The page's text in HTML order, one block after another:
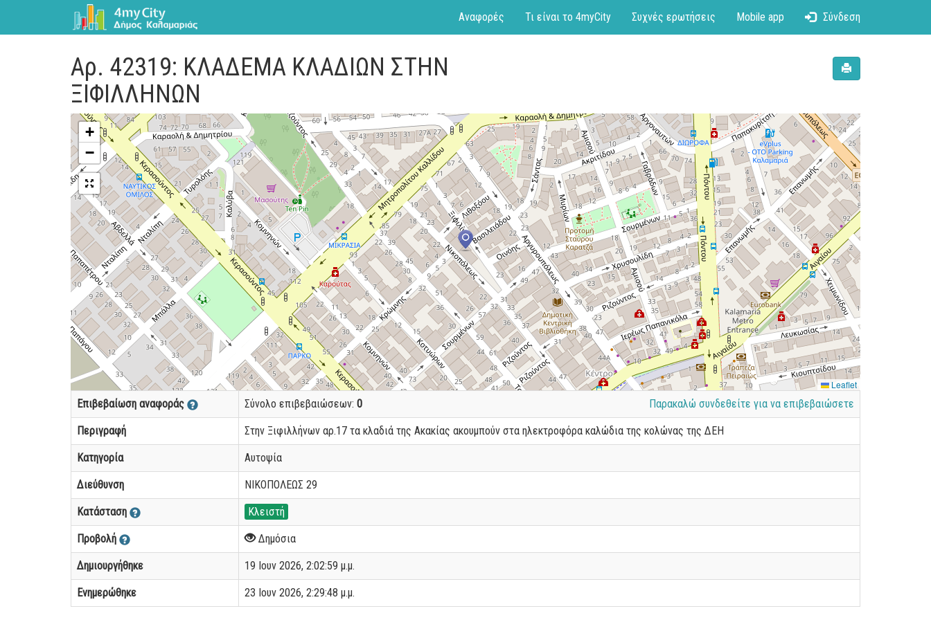
Αναφορές Τι είναι το 4myCity Συχνές ερωτήσεις Mobile app Σύνδεση
Αρ. 42319: ΚΛΑΔΕΜΑ ΚΛΑΔΙΩΝ ΣΤΗΝ
ΞΙΦΙΛΛΗΝΩΝ
+
−
Leaflet
Επιβεβαίωση αναφοράς Σύνολο επιβεβαιώσεων: 0 Παρακαλώ συνδεθείτε για να επιβεβαιώσετε
Περιγραφή Στην Ξιφιλλήνων αρ.17 τα κλαδιά της Ακακίας ακουμπούν στα ηλεκτροφόρα καλώδια της κολώνας της ΔΕΗ
Κατηγορία Αυτοψία
Διεύθυνση ΝΙΚΟΠΟΛΕΩΣ 29
Κατάσταση Κλειστή
Προβολή Δημόσια
Δημιουργήθηκε 19 Ιουν 2026, 2:02:59 μ.μ.
Ενημερώθηκε 23 Ιουν 2026, 2:29:48 μ.μ.